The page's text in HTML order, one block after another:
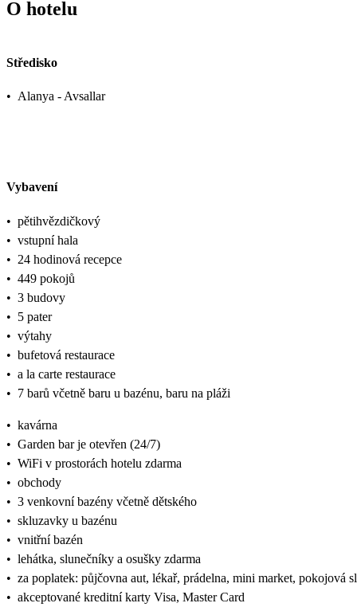
O hotelu
Středisko
• Alanya - Avsallar
Vybavení
• pětihvězdičkový
• vstupní hala
• 24 hodinová recepce
• 449 pokojů
• 3 budovy
• 5 pater
• výtahy
• bufetová restaurace
• a la carte restaurace
• 7 barů včetně baru u bazénu, baru na pláži
• kavárna
• Garden bar je otevřen (24/7)
• WiFi v prostorách hotelu zdarma
• obchody
• 3 venkovní bazény včetně dětského
• skluzavky u bazénu
• vnitřní bazén
• lehátka, slunečníky a osušky zdarma
• za poplatek: půjčovna aut, lékař, prádelna, mini market, pokojová
• akceptované kreditní karty Visa, Master Card